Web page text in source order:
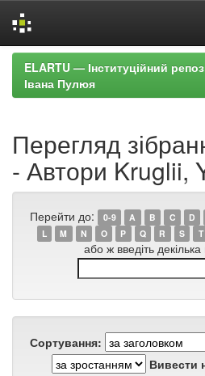
Skip
navigation
ELARTU — Інституційний
Івана Пулюя
Перегляд
- Автори Kruglii,
Перейти до: 0-9 A B C D
L
M N O P Q R S T
або ж введіть
Сортування:
Вивести